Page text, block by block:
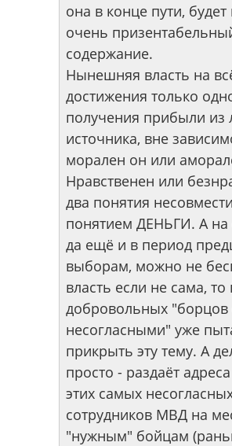
она в конце пути,
очень
содержание.
Нынешняя власть на
достижения только
получения прибыли из
источника, вне
морален он или
Нравственен или
два понятия
понятием ДЕНЬГИ. А на
да ещё и в период
выборам, можно не
власть если не сама,
добровольных "борцов
несогласными" уже
прикрыть эту тему. А
просто - раздаёт
этих самых
сотрудников МВД на
"нужным" бойцам